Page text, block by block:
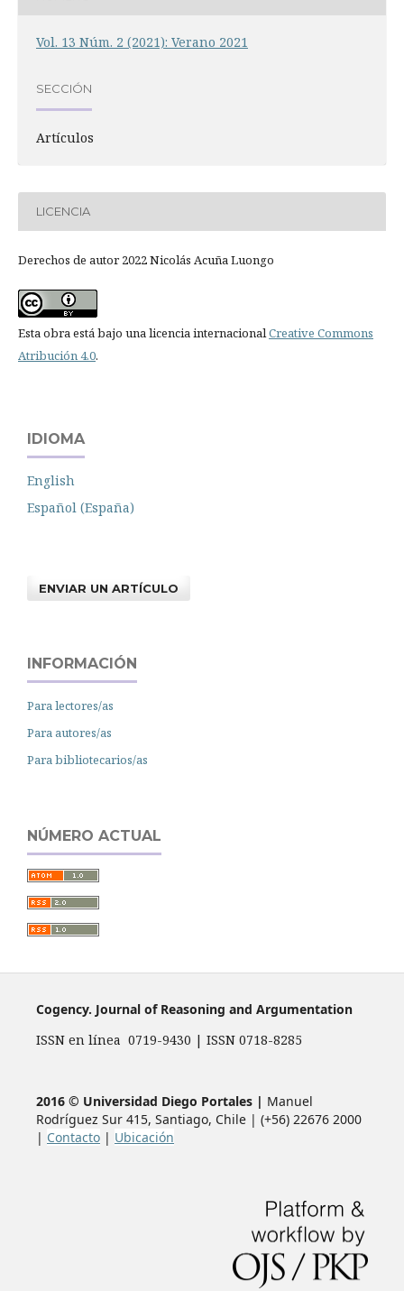
Vol. 13 Núm. 2 (2021): Verano 2021
SECCIÓN
Artículos
LICENCIA
Derechos de autor 2022 Nicolás Acuña Luongo
Esta obra está bajo una licencia internacionalCreative Commons
Atribución 4.0.
IDIOMA
English
Español (España)
ENVIAR UN ARTÍCULO
INFORMACIÓN
Para lectores/as
Para autores/as
Para bibliotecarios/as
NÚMERO ACTUAL
Cogency. Journal of Reasoning and Argumentation
ISSN en línea 0719-9430 | ISSN 0718-8285
2016 © Universidad Diego Portales | Manuel
Rodríguez Sur 415, Santiago, Chile | (+56) 22676 2000
| Contacto | Ubicación